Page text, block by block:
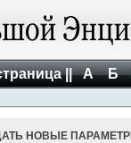
|| А Б
НОВЫЕ